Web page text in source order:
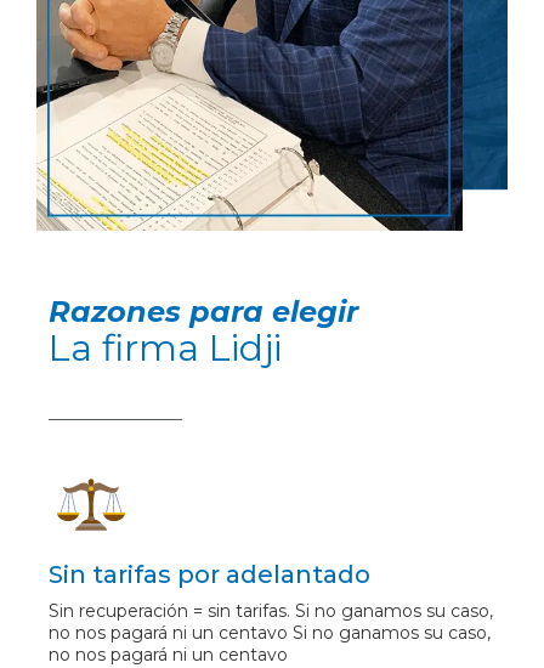
Razones para elegir
La firma Lidji
Sin tarifas por adelantado
Sin recuperación = sin tarifas. Si no ganamos su caso,
no nos pagará ni un centavo Si no ganamos su caso,
no nos pagará ni un centavo